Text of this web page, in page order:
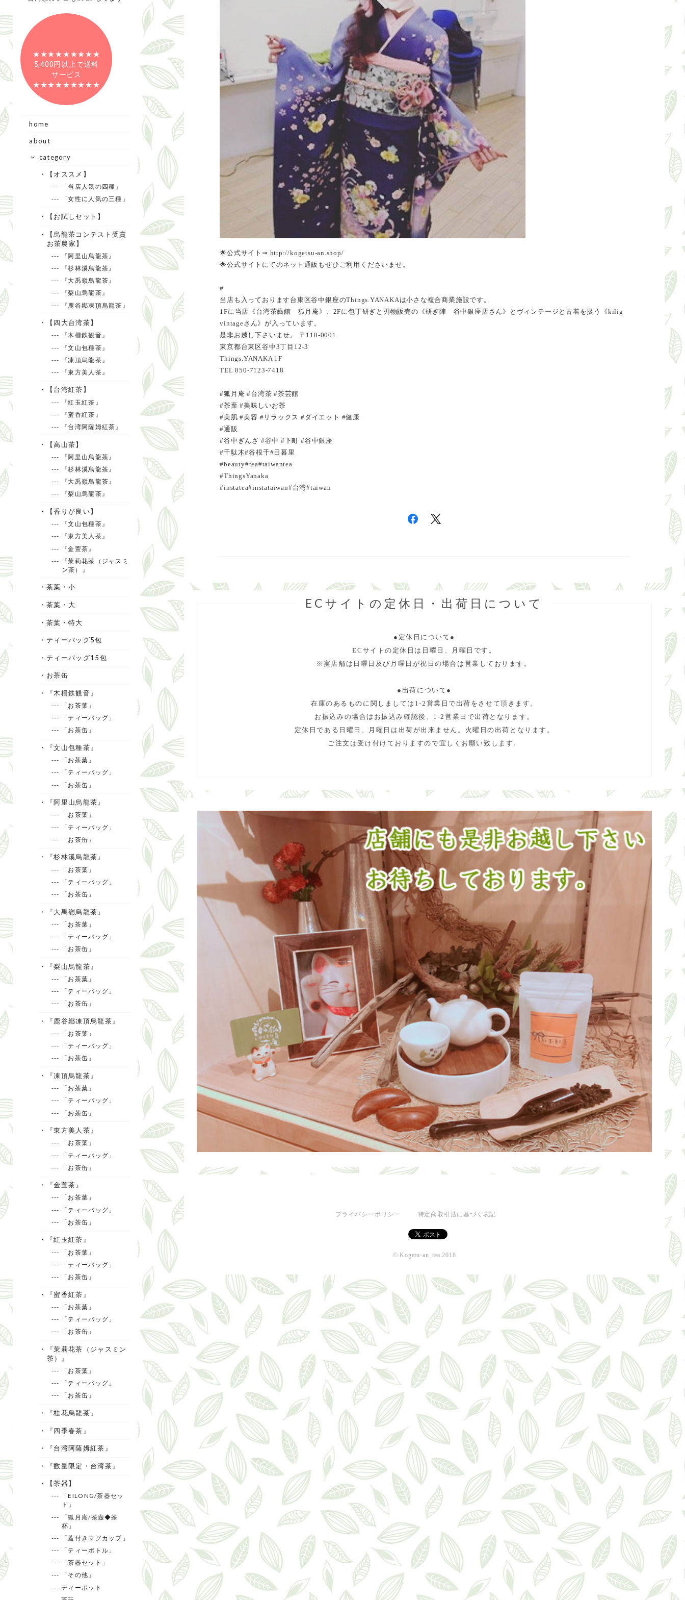
★★★★★★★★★
5,400円以上で送料
サービス
★★★★★★★★★
home
about
category
・【オススメ】
--- 「当店人気の四種」
--- 「女性に人気の三種」
・【お試しセット】
・【烏龍茶コンテスト受賞
お茶農家】
--- 『阿里山烏龍茶』
--- 『杉林溪烏龍茶』
--- 『大禹嶺烏龍茶』
--- 『梨山烏龍茶』
--- 『鹿谷鄕凍頂烏龍茶』
・【四大台湾茶】
--- 『木柵鉄観音』
--- 『文山包種茶』
--- 『凍頂烏龍茶』
--- 『東方美人茶』
・【台湾紅茶】
--- 『紅玉紅茶』
--- 『蜜香紅茶』
--- 『台湾阿薩姆紅茶』
・【高山茶】
--- 『阿里山烏龍茶』
--- 『杉林溪烏龍茶』
--- 『大禹嶺烏龍茶』
--- 『梨山烏龍茶』
・【香りが良い】
--- 『文山包種茶』
--- 『東方美人茶』
--- 『金萱茶』
--- 『茉莉花茶（ジャスミ
ン茶）』
・茶葉・小
・茶葉・大
・茶葉・特大
・ティーバッグ5包
・ティーバッグ15包
・お茶缶
・『木柵鉄観音』
--- 「お茶葉」
--- 「ティーバッグ」
--- 「お茶缶」
・『文山包種茶』
--- 「お茶葉」
--- 「ティーバッグ」
--- 「お茶缶」
・『阿里山烏龍茶』
--- 「お茶葉」
--- 「ティーバッグ」
--- 「お茶缶」
・『杉林溪烏龍茶』
--- 「お茶葉」
--- 「ティーバッグ」
--- 「お茶缶」
・『大禹嶺烏龍茶』
--- 「お茶葉」
--- 「ティーバッグ」
--- 「お茶缶」
・『梨山烏龍茶』
--- 「お茶葉」
--- 「ティーバッグ」
--- 「お茶缶」
・『鹿谷鄕凍頂烏龍茶』
--- 「お茶葉」
--- 「ティーバッグ」
--- 「お茶缶」
・『凍頂烏龍茶』
--- 「お茶葉」
--- 「ティーバッグ」
--- 「お茶缶」
・『東方美人茶』
--- 「お茶葉」
--- 「ティーバッグ」
--- 「お茶缶」
・『金萱茶』
--- 「お茶葉」
--- 「ティーバッグ」
--- 「お茶缶」
・『紅玉紅茶』
--- 「お茶葉」
--- 「ティーバッグ」
--- 「お茶缶」
・『蜜香紅茶』
--- 「お茶葉」
--- 「ティーバッグ」
--- 「お茶缶」
・『茉莉花茶（ジャスミン
茶）』
--- 「お茶葉」
--- 「ティーバッグ」
--- 「お茶缶」
・『桂花烏龍茶』
・『四季春茶』
・『台湾阿薩姆紅茶』
・『数量限定・台湾茶』
・【茶器】
--- 「EILONG/茶器セッ
ト」
--- 「狐月庵/茶壺◆茶
杯」
--- 「蓋付きマグカップ」
--- 「ティーボトル」
--- 「茶器セット」
--- 「その他」
--- ティーポット
🌟公式サイト➞ http://kogetsu-an.shop/
🌟公式サイトにてのネット通販もぜひご利用くださいませ。
#
当店も入っております台東区谷中銀座のThings.YANAKAは小さな複合商業施設です。
1Fに当店《台湾茶藝館 狐月庵》、2Fに包丁研ぎと刃物販売の《研ぎ陣 谷中銀座店さん》とヴィンテージと古着を扱う《kilig
vintageさん》が入っています。
是非お越し下さいませ。 〒110-0001
東京都台東区谷中3丁目12-3
Things.YANAKA 1F
TEL 050-7123-7418
#狐月庵 #台湾茶 #茶芸館
#茶葉 #美味しいお茶
#美肌 #美容 #リラックス #ダイエット #健康
#通販
#谷中ぎんざ #谷中 #下町 #谷中銀座
#千駄木#谷根千#日暮里
#beauty#tea#taiwantea
#ThingsYanaka
#instatea#instataiwan#台湾#taiwan
ECサイトの定休日・出荷日について
●定休日について●
ECサイトの定休日は日曜日、月曜日です。
※実店舗は日曜日及び月曜日が祝日の場合は営業しております。
●出荷について●
在庫のあるものに関しましては1-2営業日で出荷をさせて頂きます。
お振込みの場合はお振込み確認後、1-2営業日で出荷となります。
定休日である日曜日、月曜日は出荷が出来ません。火曜日の出荷となります。
ご注文は受け付けておりますので宜しくお願い致します。
プライバシーポリシー 特定商取引法に基づく表記
© Kogetu-an_tea 2018